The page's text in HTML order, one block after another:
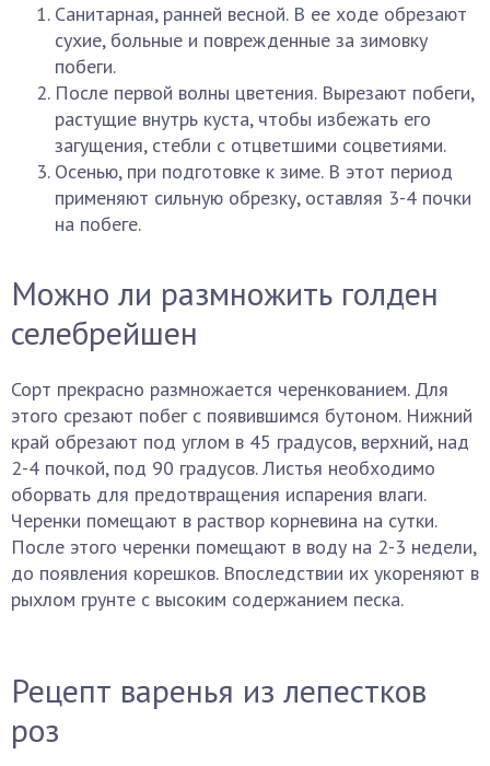
Санитарная, ранней весной. В ее ходе обрезают
сухие, больные и поврежденные за зимовку
побеги.
После первой волны цветения. Вырезают побеги,
растущие внутрь куста, чтобы избежать его
загущения, стебли с отцветшими соцветиями.
Осенью, при подготовке к зиме. В этот период
применяют сильную обрезку, оставляя 3-4 почки
на побеге.
Можно ли размножить голден
селебрейшен
Сорт прекрасно размножается черенкованием. Для
этого срезают побег с появившимся бутоном. Нижний
край обрезают под углом в 45 градусов, верхний, над
2-4 почкой, под 90 градусов. Листья необходимо
оборвать для предотвращения испарения влаги.
Черенки помещают в раствор корневина на сутки.
После этого черенки помещают в воду на 2-3 недели,
до появления корешков. Впоследствии их укореняют в
рыхлом грунте с высоким содержанием песка.
Рецепт варенья из лепестков
роз